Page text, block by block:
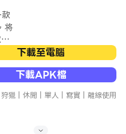
将
下載至電腦
下載APK檔
狩獵 | 休閒 | 單人 | 寫實 | 離線使用